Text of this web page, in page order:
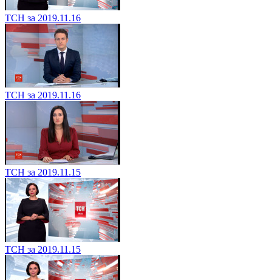
ТСН за 2019.11.16
ТСН за 2019.11.16
ТСН за 2019.11.15
ТСН за 2019.11.15